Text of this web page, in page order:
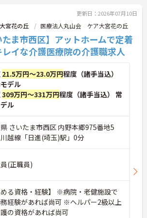
更新日：2026年07月10日
宮花の丘 医療法人丸山会 ケア大宮花の丘
たま市西区】アットホームで定着
イな介護医療院の介護職求人
21.5万円～23.0万円程度（諸手当込）
デル
309万円～331万円程度（諸手当込） 常
ル
さいたま市西区 内野本郷975番地5
川越線「日進(埼玉)駅」0分
(正職員)
める資格・経験】 ※病院・老健施設で
験があれば尚可 ※ヘルパー2級以上
の資格があれば尚可